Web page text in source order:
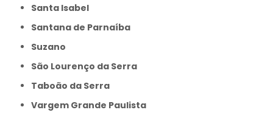
Santa Isabel
Santana de Parnaíba
Suzano
São Lourenço da Serra
Taboão da Serra
Vargem Grande Paulista